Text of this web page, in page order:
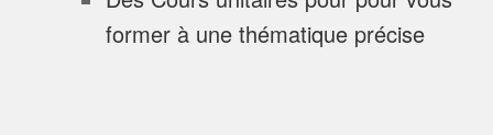
former à une thématique précise